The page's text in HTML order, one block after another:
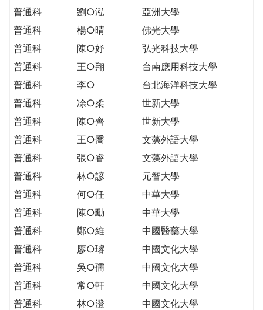
普通科
劉○泓
亞洲大學
普通科
楊○晴
佛光大學
普通科
陳○妤
弘光科技大學
普通科
王○翔
台南應用科技大學
普通科
李○
台北海洋科技大學
普通科
凃○柔
世新大學
普通科
陳○齊
世新大學
普通科
王○喬
文藻外語大學
普通科
張○睿
文藻外語大學
普通科
林○諺
元智大學
普通科
何○任
中華大學
普通科
陳○勳
中華大學
普通科
鄭○維
中國醫藥大學
普通科
廖○璿
中國文化大學
普通科
吳○孺
中國文化大學
普通科
常○軒
中國文化大學
普通科
林○澄
中國文化大學